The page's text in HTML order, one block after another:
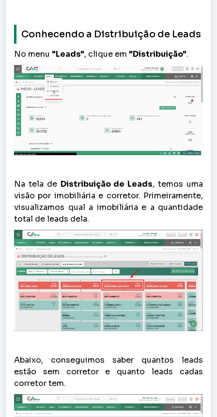
Conhecendo a Distribuição de Leads
No menu "Leads", clique em "Distribuição".
Na tela de Distribuição de Leads, temos uma
visão por imobiliária e corretor. Primeiramente,
visualizamos qual a imobiliária e a quantidade
total de leads dela.
Abaixo, conseguimos saber quantos leads
estão sem corretor e quanto leads cadas
corretor tem.